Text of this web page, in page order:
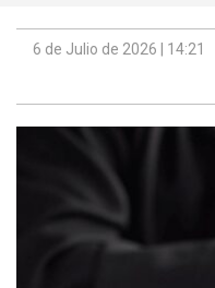
6 de Julio de 2026 | 14:21